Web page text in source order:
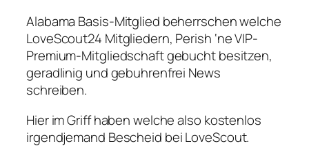
Alabama Basis-Mitglied beherrschen welche
LoveScout24 Mitgliedern, Perish ‘ne VIP-
Premium-Mitgliedschaft gebucht besitzen,
geradlinig und gebuhrenfrei News
schreiben.
Hier im Griff haben welche also kostenlos
irgendjemand Bescheid bei LoveScout.